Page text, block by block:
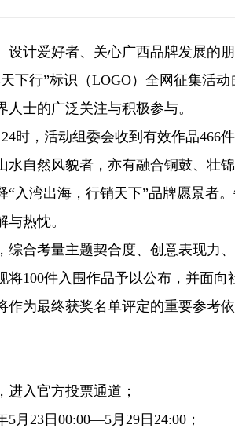
设计爱好者、关心广西品牌发展的朋
行”标识（LOGO）全网征集活动
士的广泛关注与积极参与。
，活动组委会收到有效作品466
水自然风貌者，亦有融合铜鼓、壮
“入湾出海，行销天下”品牌愿景者
热忱。
合考量主题契合度、创意表现力、
将100件入围作品予以公布，并面向
为最终获奖名单评定的重要参考
入官方投票通道；
23日00:00—5月29日24:00；